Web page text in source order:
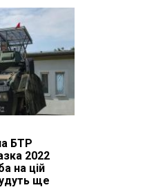
БТР
2022
на цій
ще